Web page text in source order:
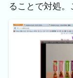
ることで対処。